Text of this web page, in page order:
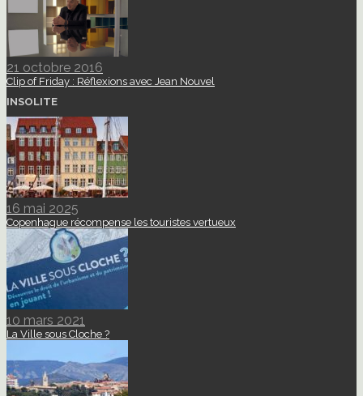
21 octobre 2016
Clip of Friday : Réflexions avec Jean Nouvel
INSOLITE
16 mai 2025
Copenhague récompense les touristes vertueux
10 mars 2021
La Ville sous Cloche ?